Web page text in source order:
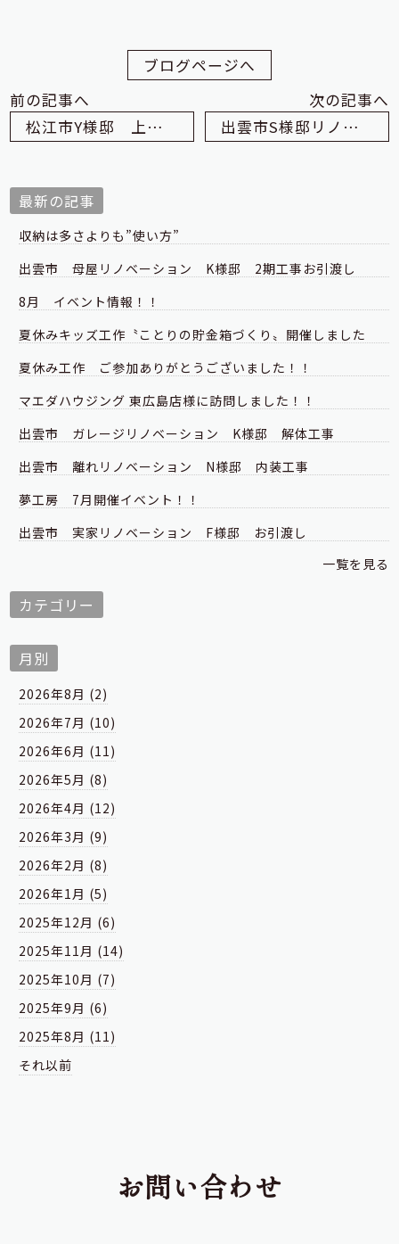
ブログページへ
前の記事へ
松江市Y様邸 上棟でした
次の記事へ
出雲市S様邸リノベーション
最新の記事
収納は多さよりも”使い方”
出雲市 母屋リノベーション K様邸 2期工事お引渡し
8月 イベント情報！！
夏休みキッズ工作〝ことりの貯金箱づくり〟開催しました
夏休み工作 ご参加ありがとうございました！！
マエダハウジング 東広島店様に訪問しました！！
出雲市 ガレージリノベーション K様邸 解体工事
出雲市 離れリノベーション N様邸 内装工事
夢工房 7月開催イベント！！
出雲市 実家リノベーション F様邸 お引渡し
一覧を見る
カテゴリー
月別
2026年8月 (2)
2026年7月 (10)
2026年6月 (11)
2026年5月 (8)
2026年4月 (12)
2026年3月 (9)
2026年2月 (8)
2026年1月 (5)
2025年12月 (6)
2025年11月 (14)
2025年10月 (7)
2025年9月 (6)
2025年8月 (11)
それ以前
お問い合わせ